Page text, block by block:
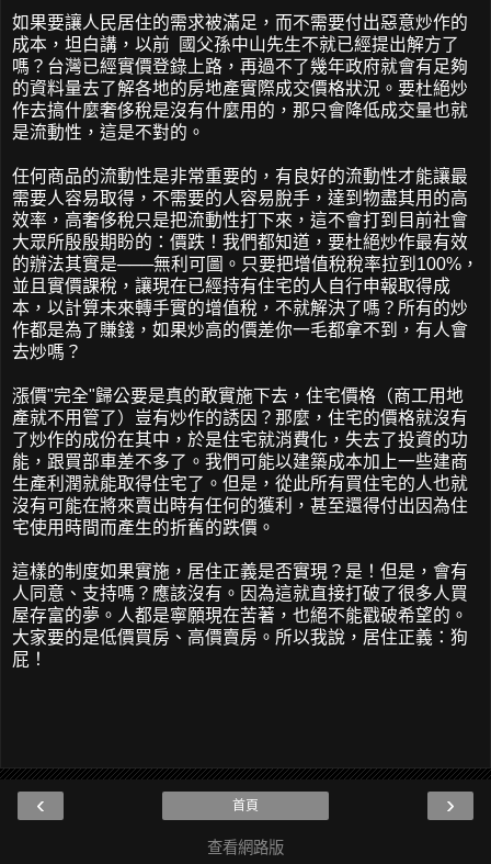
如果要讓人民居住的需求被滿足，而不需要付出惡意炒作的
成本，坦白講，以前 國父孫中山先生不就已經提出解方了
嗎？台灣已經實價登錄上路，再過不了幾年政府就會有足夠
的資料量去了解各地的房地產實際成交價格狀況。要杜絕炒
作去搞什麼奢侈稅是沒有什麼用的，那只會降低成交量也就
是流動性，這是不對的。
任何商品的流動性是非常重要的，有良好的流動性才能讓最
需要人容易取得，不需要的人容易脫手，達到物盡其用的高
效率，高奢侈稅只是把流動性打下來，這不會打到目前社會
大眾所殷殷期盼的：價跌！我們都知道，要杜絕炒作最有效
的辦法其實是───無利可圖。只要把增值稅稅率拉到100%，
並且實價課稅，讓現在已經持有住宅的人自行申報取得成
本，以計算未來轉手實的增值稅，不就解決了嗎？所有的炒
作都是為了賺錢，如果炒高的價差你一毛都拿不到，有人會
去炒嗎？
漲價"完全"歸公要是真的敢實施下去，住宅價格（商工用地
產就不用管了）豈有炒作的誘因？那麼，住宅的價格就沒有
了炒作的成份在其中，於是住宅就消費化，失去了投資的功
能，跟買部車差不多了。我們可能以建築成本加上一些建商
生產利潤就能取得住宅了。但是，從此所有買住宅的人也就
沒有可能在將來賣出時有任何的獲利，甚至還得付出因為住
宅使用時間而產生的折舊的跌價。
這樣的制度如果實施，居住正義是否實現？是！但是，會有
人同意、支持嗎？應該沒有。因為這就直接打破了很多人買
屋存富的夢。人都是寧願現在苦著，也絕不能戳破希望的。
大家要的是低價買房、高價賣房。所以我說，居住正義：狗
屁！
‹ ›
首頁
查看網路版